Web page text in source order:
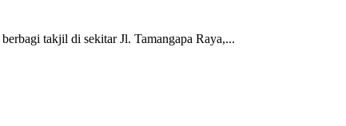
takjil di sekitar Jl. Tamangapa Raya,...